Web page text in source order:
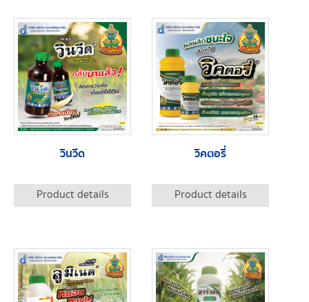
วินวีด
Product details
วิคตอรี่
Product details